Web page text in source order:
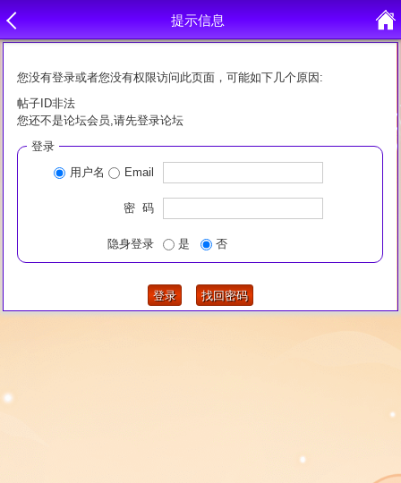
提示信息
您没有登录或者您没有权限访问此页面，可能如下几个原因:
帖子ID非法
您还不是论坛会员,请先登录论坛
登录
用户名
Email
密 码
隐身登录 是 否